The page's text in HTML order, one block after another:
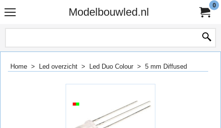
Modelbouwled.nl
0
Home > Led overzicht > Led Duo Colour > 5 mm Diffused